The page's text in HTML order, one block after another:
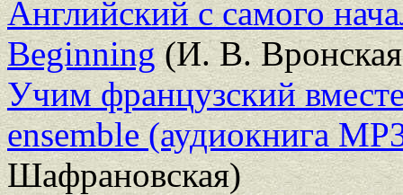
Английский с самого
Beginning(И. В.
Учим французский
ensemble (аудиокнига
Шафрановская)